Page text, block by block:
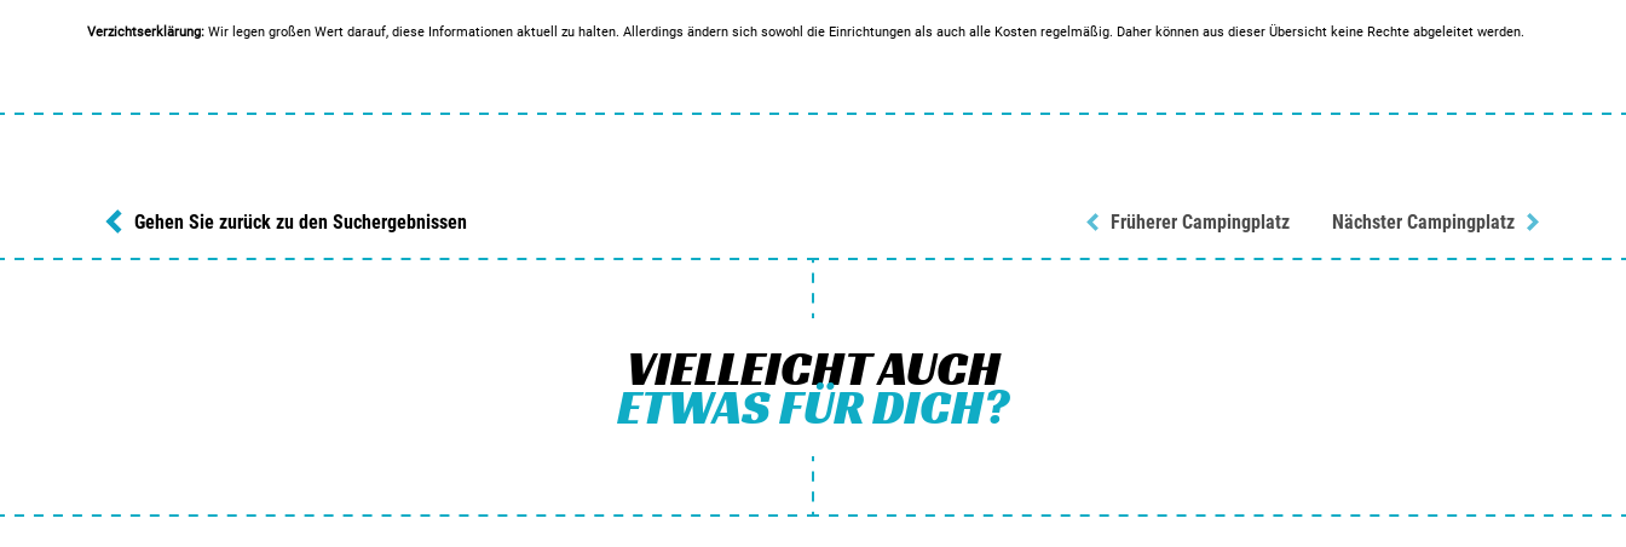
Verzichtserklärung: Wir legen großen Wert darauf, diese Informationen aktuell zu halten. Allerdings ändern sich sowohl die Einrichtungen als auch alle Kosten regelmäßig. Daher können aus dieser Übersicht keine Rechte abgeleitet werden.
Gehen Sie zurück zu den Suchergebnissen Früherer Campingplatz Nächster Campingplatz
VIELLEICHT AUCH
ETWAS FÜR DICH?